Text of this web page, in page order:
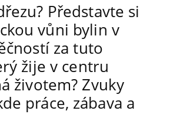
Představte si
vůni bylin v
za tuto
žije v centru
životem? Zvuky
práce, zábava a